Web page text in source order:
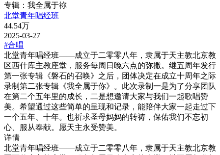
专辑：我全属于祢
北堂青年唱经班
44.54万
2025-03-27
#合唱
北堂青年唱经班——成立于二零零八年，隶属于天主教北京教
区西什库主教座堂，服务每周日晚六点的弥撒。继五周年发行
第一张专辑《磐石的召唤》之后，团体决定在成立十周年之际
录制第二张专辑《我全属于你》。此次录制一是为了分享团队
在第二个五年里的成长，二是想邀请大家与我们一起歌唱赞
美。希望通过这些简单的呈现和记录，能陪伴大家一起走过下
一个五年、十年。也祈求圣母妈妈的转祷，保佑我们不忘初
心、服从奉献。愿天主永受赞美。
详情
北堂青年唱经班——成立于二零零八年，隶属于天主教北京教